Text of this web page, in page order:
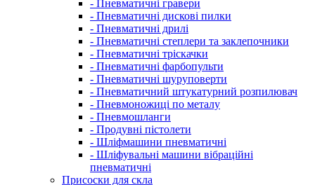
- Пневматичні гравери
- Пневматичні дискові пилки
- Пневматичні дрилі
- Пневматичні степлери та заклепочники
- Пневматичні тріскачки
- Пневматичні фарбопульти
- Пневматичні шуруповерти
- Пневматичний штукатурний розпилювач
- Пневмоножиці по металу
- Пневмошланги
- Продувні пістолети
- Шліфмашини пневматичні
- Шліфувальні машини вібраційні
пневматичні
Присоски для скла